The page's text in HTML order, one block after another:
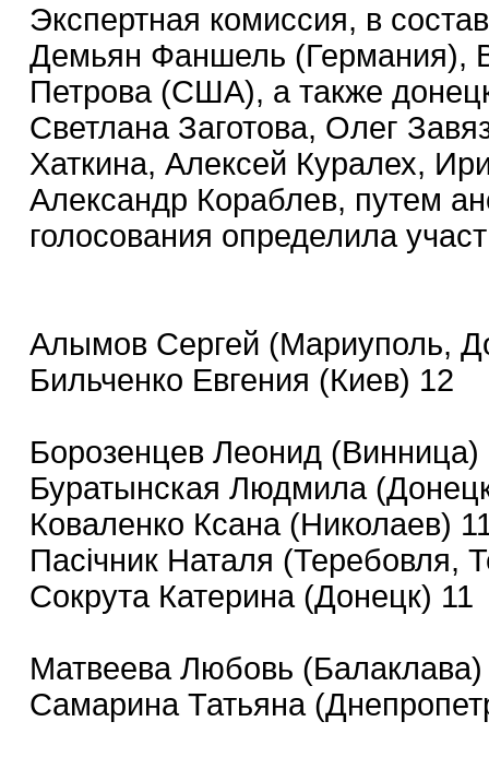
Экспертная комиссия, в
Демьян Фаншель (Германия),
Петрова (США), а также
Светлана Заготова, Олег
Хаткина, Алексей Куралех,
Александр Кораблев, путем
голосования определила
Алымов Сергей (Мариуполь,
Бильченко Евгения (Киев) 12
Борозенцев Леонид (Винница)
Буратынская Людмила
Коваленко Ксана (Николаев)
Пасічник Наталя (Теребовля,
Сокрута Катерина (Донецк) 11
Матвеева Любовь (Балаклава)
Самарина Татьяна